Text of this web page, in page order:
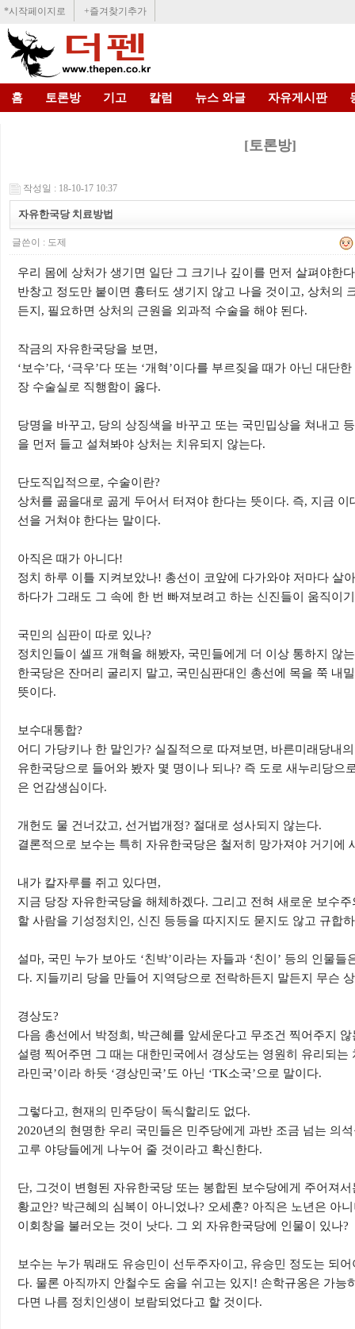
*시작페이지로 +즐겨찾기추가
홈 토론방 기고 칼럼 뉴스 와글 자유게시판
[토론방]
작성일 : 18-10-17 10:37
자유한국당 치료방법
글쓴이 : 도제
우리 몸에 상처가 생기면 일단 그 크기나 깊이를 먼저 살펴야한다
반창고 정도만 붙이면 흉터도 생기지 않고 나을 것이고, 상처의
든지 , 필요하면 상처의 근원을 외과적 수술을 해야 된다.
작금의 자유한국당을 보면 ,
‘보수’다, ‘극우’다 또는 ‘개혁’이다를 부르짖을 때가 아닌 대단
장 수술실로 직행함이 옳다.
당명을 바꾸고, 당의 상징색을 바꾸고 또는 국민밉상을 쳐내고
을 먼저 들고 설쳐봐야 상처는 치유되지 않는다.
단도직입적으로, 수술이란?
상처를 곪을대로 곪게 두어서 터져야 한다는 뜻이다. 즉, 지금 이
선을 거쳐야 한다는 말이다.
아직은 때가 아니다!
정치 하루 이틀 지켜보았나! 총선이 코앞에 다가와야 저마다 살
하다가 그래도 그 속에 한 번 빠져보려고 하는 신진들이 움직이
국민의 심판이 따로 있나?
정치인들이 셀프 개혁을 해봤자, 국민들에게 더 이상 통하지 않
한국당은 잔머리 굴리지 말고, 국민심판대인 총선에 목을 쭉 내
뜻이다.
보수대통합?
어디 가당키나 한 말인가? 실질적으로 따져보면 , 바른미래당내
유한국당으로 들어와 봤자 몇 명이나 되나? 즉 도로 새누리당으
은 언감생심이다.
개헌도 물 건너갔고, 선거법개정? 절대로 성사되지 않는다.
결론적으로 보수는 특히 자유한국당은 철저히 망가져야 거기에
내가 칼자루를 쥐고 있다면 ,
지금 당장 자유한국당을 해체하겠다. 그리고 전혀 새로운 보수
할 사람을 기성정치인 , 신진 등등을 따지지도 묻지도 않고 규합
설마, 국민 누가 보아도 ‘친박’이라는 자들과 ‘친이 ’ 등의 인물들
다. 지들끼리 당을 만들어 지역당으로 전락하든지 말든지 무슨
경상도?
다음 총선에서 박정희 , 박근혜를 앞세운다고 무조건 찍어주지 않
설령 찍어주면 그 때는 대한민국에서 경상도는 영원히 유리되는
라민국’이라 하듯 ‘경상민국’도 아닌 ‘TK소국’으로 말이다.
그렇다고, 현재의 민주당이 독식할리도 없다.
2020년의 현명한 우리 국민들은 민주당에게 과반 조금 넘는 의
고루 야당들에게 나누어 줄 것이라고 확신한다.
단, 그것이 변형된 자유한국당 또는 봉합된 보수당에게 주어져
황교안? 박근혜의 심복이 아니었나? 오세훈? 아직은 노년은 아
이회창을 불러오는 것이 낫다. 그 외 자유한국당에 인물이 있나?
보수는 누가 뭐래도 유승민이 선두주자이고, 유승민 정도는 되
다. 물론 아직까지 안철수도 숨을 쉬고는 있지 ! 손학규옹은 가능
다면 나름 정치인생이 보람되었다고 할 것이다.